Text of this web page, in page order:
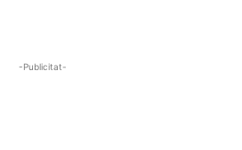
-Publicitat-